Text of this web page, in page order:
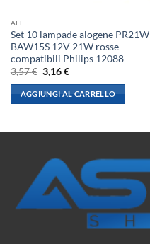
ALL
Set 10 lampade alogene PR21W
BAW15S 12V 21W rosse
compatibili Philips 12088
3,57€ Il
prezzo
originale
era:
3,57 €.
3,16€Il
attuale
è:
3,16 €.
AGGIUNGI AL CARRELLO